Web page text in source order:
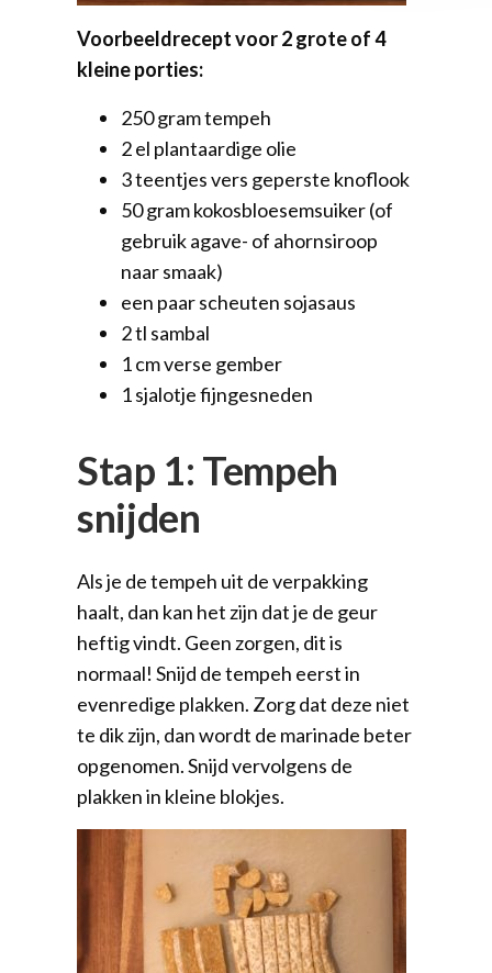
Voorbeeldrecept voor 2 grote of 4
kleine porties:
250 gram tempeh
2 el plantaardige olie
3 teentjes vers geperste knoflook
50 gram kokosbloesemsuiker (of
gebruik agave- of ahornsiroop
naar smaak)
een paar scheuten sojasaus
2 tl sambal
1 cm verse gember
1 sjalotje fijngesneden
Stap 1: Tempeh
snijden
Als je de tempeh uit de verpakking
haalt, dan kan het zijn dat je de geur
heftig vindt. Geen zorgen, dit is
normaal! Snijd de tempeh eerst in
evenredige plakken. Zorg dat deze niet
te dik zijn, dan wordt de marinade beter
opgenomen. Snijd vervolgens de
plakken in kleine blokjes.